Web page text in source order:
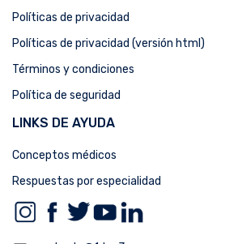
Políticas de privacidad
Políticas de privacidad (versión html)
Términos y condiciones
Política de seguridad
LINKS DE AYUDA
Conceptos médicos
Respuestas por especialidad